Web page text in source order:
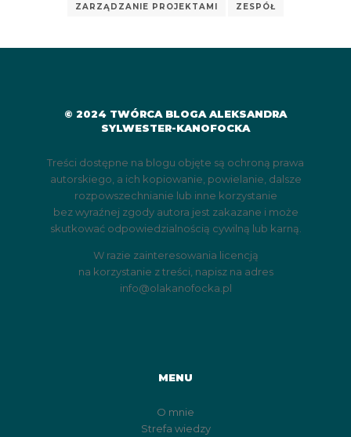
ZARZĄDZANIE PROJEKTAMI ZESPÓŁ
© 2024 TWÓRCA BLOGA ALEKSANDRA
SYLWESTER-KANOFOCKA
Treści dostępne na blogu objęte są ochroną prawa
autorskiego, a ich kopiowanie, powielanie, dalsze
rozpowszechnianie lub inne korzystanie
bez wyraźnej zgody autora jest zakazane i może
skutkować odpowiedzialnością cywilną lub karną.
W razie zainteresowania licencją
na korzystanie z treści, napisz na adres
info@olakanofocka.pl
MENU
O mnie
Strefa wiedzy